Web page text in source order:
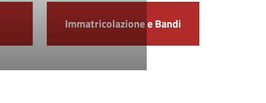
Immatricolazione e Bandi